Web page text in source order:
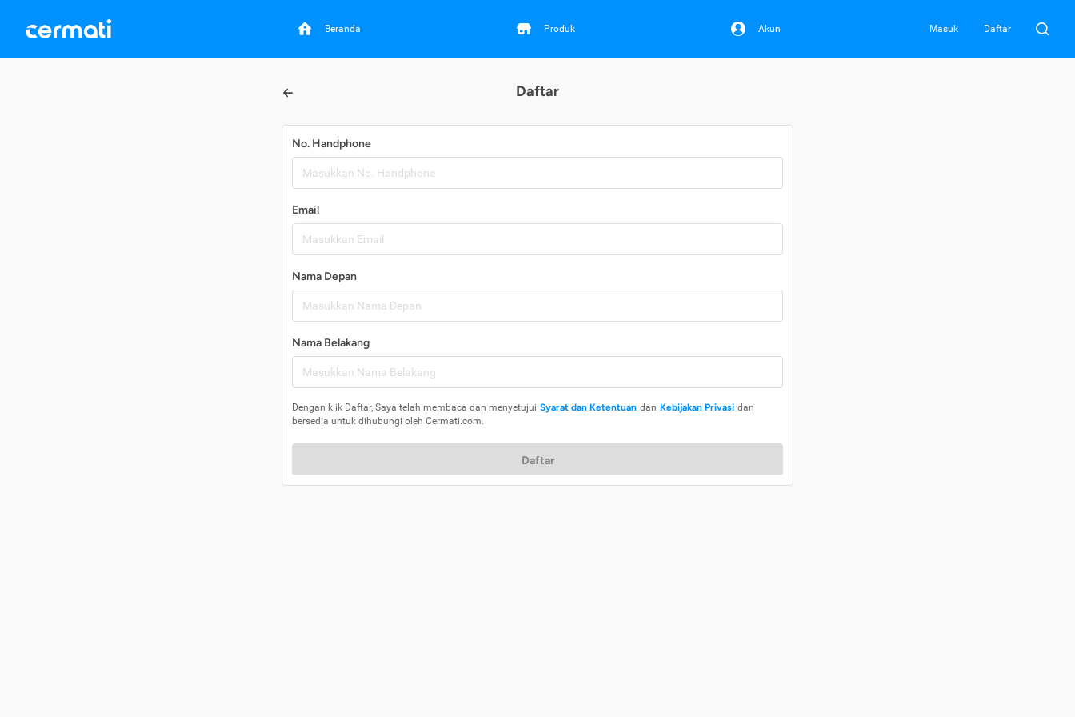
Beranda Produk Akun Masuk Daftar
Daftar
No. Handphone
Email
Nama Depan
Nama Belakang
Dengan klik Daftar, Saya telah membaca dan menyetujui Syarat dan Ketentuan dan Kebijakan Privasi dan
bersedia untuk dihubungi oleh Cermati.com.
Daftar